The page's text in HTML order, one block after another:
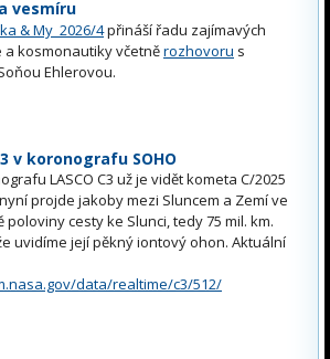
vesmíru
& My 2026/4přináší řadu zajímavých
kosmonautiky včetněrozhovoru s
Ehlerovou.
v koronografu SOHO
LASCO C3 už je vidět kometa C/2025
nyní projde jakoby mezi Sluncem a Zemí ve
cesty ke Slunci, tedy 75 mil. km.
uvidíme její pěkný iontový ohon. Aktuální
data/realtime/c3/512/